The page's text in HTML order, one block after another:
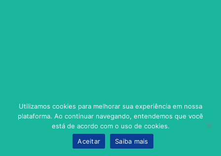
Utilizamos cookies para melhorar sua experiência em nossa
plataforma. Ao continuar navegando, entendemos que você
está de acordo com o uso de cookies.
Aceitar
Saiba mais